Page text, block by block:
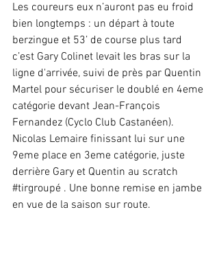
Les coureurs eux n’auront pas eu froid
bien longtemps : un départ à toute
berzingue et 53’ de course plus tard
c’est Gary Colinet levait les bras sur la
ligne d'arrivée, suivi de près par Quentin
Martel pour sécuriser le doublé en 4eme
catégorie devant Jean-François
Fernandez (Cyclo Club Castanéen).
Nicolas Lemaire finissant lui sur une
9eme place en 3eme catégorie, juste
derrière Gary et Quentin au scratch
#tirgroupé . Une bonne remise en jambe
en vue de la saison sur route.